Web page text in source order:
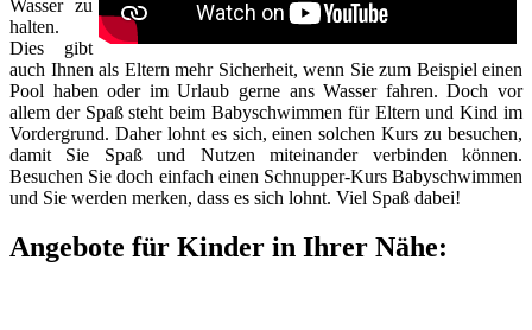
Wasser zu
halten.
Dies gibt
auch Ihnen als Eltern mehr Sicherheit, wenn Sie zum Beispiel einen
Pool haben oder im Urlaub gerne ans Wasser fahren. Doch vor
allem der Spaß steht beim Babyschwimmen für Eltern und Kind im
Vordergrund. Daher lohnt es sich, einen solchen Kurs zu besuchen,
damit Sie Spaß und Nutzen miteinander verbinden können.
Besuchen Sie doch einfach einen Schnupper-Kurs Babyschwimmen
und Sie werden merken, dass es sich lohnt. Viel Spaß dabei!
Angebote für Kinder in Ihrer Nähe: